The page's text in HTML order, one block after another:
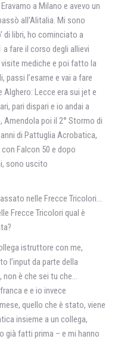
a Milano e avevo un
all’Alitalia. Mi sono
di libri, ho cominciato a
a fare il corso degli allievi
mediche e poi fatto la
passi l’esame e vai a fare
Alghero: Lecce era sui jet e
pari dispari e io andai a
Amendola poi il 2° Stormo di
di Pattuglia Acrobatica,
Falcon 50 e dopo
sono uscito
nelle Frecce Tricolori…
Frecce Tricolori qual è
istruttore con me,
l’input da parte della
è che sei tu che…
e e io invece
quello che è stato, viene
insieme a un collega,
già fatti prima – e mi hanno